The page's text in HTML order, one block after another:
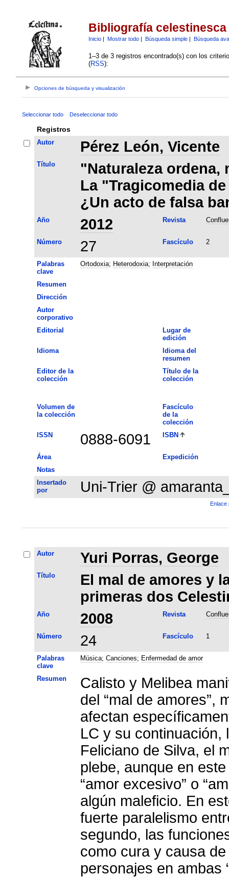
Bibliografía celestinesca
Inicio| Mostrar todo| Búsqueda simple| Búsqueda
1–3 de 3 registros encontrado(s) con los
(RSS):
Opciones de búsqueda y visualización
Seleccionar todo Deseleccionar todo
Registros
Autor Pérez León, Vicente
Título
"Naturaleza ordena,
La "Tragicomedia
¿Un acto de falsa
Año 2012 Revista
Número 27 Fascículo 2
Palabras
clave
Ortodoxia; Heterodoxia; Interpretación
Resumen
Dirección
Autor
corporativo
Editorial
Lugar de
edición
Idioma
Idioma del
resumen
Editor de la
colección
Título de la
colección
Volumen de
la colección
Fascículo
de la
colección
ISSN
0888-6091 ISBN
Área
Expedición
Notas
Insertado
por
Uni-Trier @
Enlace
Autor Yuri Porras, George
Título
El mal de amores y
primeras dos
Año 2008 Revista
Número 24 Fascículo 1
Palabras
clave
Música; Canciones; Enfermedad de amor
Resumen
Calisto y Melibea
del “mal de amores”,
afectan
LC y su continuación,
Feliciano de Silva, el
plebe, aunque en
“amor excesivo” o
algún maleficio. En
fuerte paralelismo
segundo, las
como cura y causa
personajes en ambas